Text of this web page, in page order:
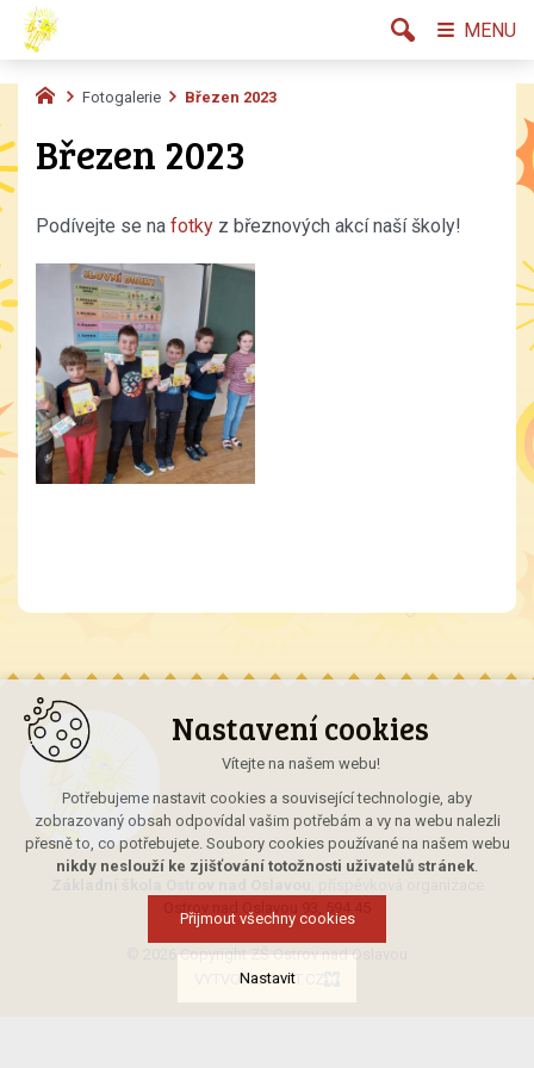
Fotogalerie Březen 2023
Březen 2023
Podívejte se na fotky z březnových akcí naší školy!
Ostrov nad Oslavou 93, 594 45
© 2026 Copyright ZŠ Ostrov nad Oslavou
VYTVOŘIL XART.CZ
MENU
Nastavení cookies
Vítejte na našem webu!
Potřebujeme nastavit cookies a související technologie, aby
zobrazovaný obsah odpovídal vašim potřebám a vy na webu nalezli
přesně to, co potřebujete. Soubory cookies používané na našem webu
nikdy neslouží ke zjišťování totožnosti uživatelů stránek.
Přijmout všechny cookies
Nastavit